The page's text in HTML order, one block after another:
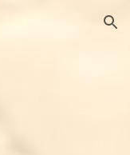
Skip to navigation